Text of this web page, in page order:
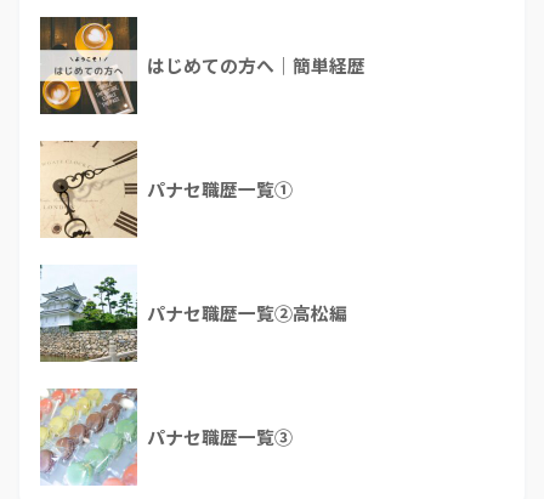
はじめての方へ｜簡単経歴
パナセ職歴一覧①
パナセ職歴一覧②高松編
パナセ職歴一覧③